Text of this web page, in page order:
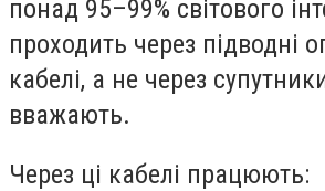
понад 95–99% світового
проходить через підводні
кабелі, а не через
вважають.
Через ці кабелі працюють: